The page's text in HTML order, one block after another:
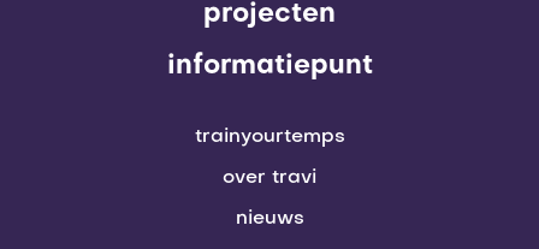
projecten
informatiepunt
trainyourtemps
over travi
nieuws